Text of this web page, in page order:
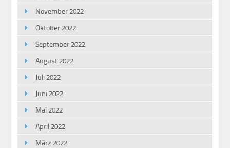
November 2022
Oktober 2022
September 2022
August 2022
Juli 2022
Juni 2022
Mai 2022
April 2022
März 2022